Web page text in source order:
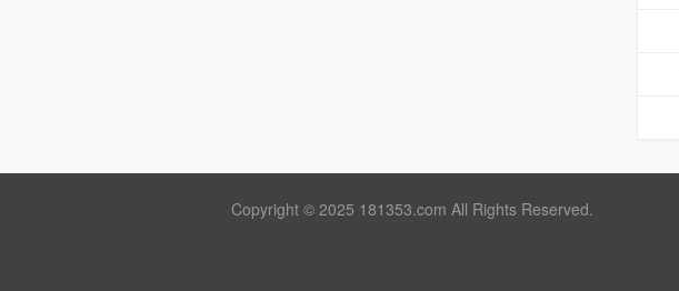
Copyright © 2025 181353.com All Rights Reserved.